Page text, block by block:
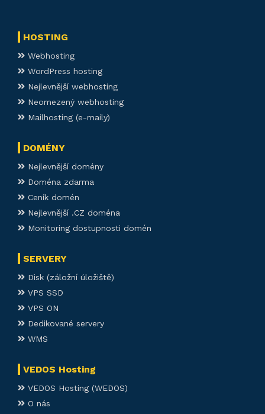
HOSTING
Webhosting
WordPress hosting
Nejlevnější webhosting
Neomezený webhosting
Mailhosting (e-maily)
DOMÉNY
Nejlevnější domény
Doména zdarma
Ceník domén
Nejlevnější .CZ doména
Monitoring dostupnosti domén
SERVERY
Disk (záložní úložiště)
VPS SSD
VPS ON
Dedikované servery
WMS
VEDOS Hosting
VEDOS Hosting (WEDOS)
O nás